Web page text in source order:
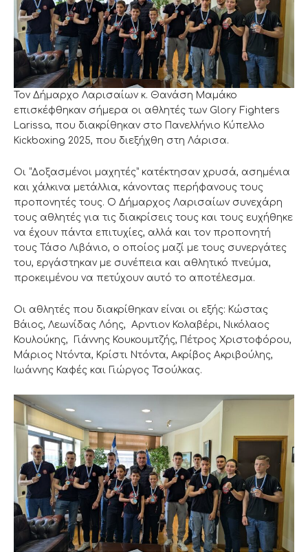
Τον Δήμαρχο Λαρισαίων κ. Θανάση Μαμάκο
επισκέφθηκαν σήμερα οι αθλητές των Glory Fighters
Larissa, που διακρίθηκαν στο Πανελλήνιο Κύπελλο
Kickboxing 2025, που διεξήχθη στη Λάρισα.
Οι “Δοξασμένοι μαχητές” κατέκτησαν χρυσά, ασημένια
και χάλκινα μετάλλια, κάνοντας περήφανους τους
προπονητές τους. Ο Δήμαρχος Λαρισαίων συνεχάρη
τους αθλητές για τις διακρίσεις τους και τους ευχήθηκε
να έχουν πάντα επιτυχίες, αλλά και τον προπονητή
τους Τάσο Λιβάνιο, ο οποίος μαζί με τους συνεργάτες
του, εργάστηκαν με συνέπεια και αθλητικό πνεύμα,
προκειμένου να πετύχουν αυτό το αποτέλεσμα.
Οι αθλητές που διακρίθηκαν είναι οι εξής: Κώστας
Βάιος, Λεωνίδας Λόης, Αρντιον Κολαβέρι, Νικόλαος
Κουλούκης, Γιάννης Κουκουμτζής, Πέτρος Χριστοφόρου,
Μάριος Ντόντα, Κρίστι Ντόντα, Ακρίβος Ακριβούλης,
Ιωάννης Καφές και Γιώργος Τσούλκας.